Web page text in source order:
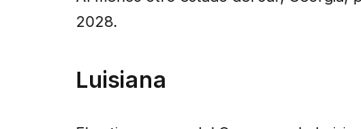
2028.
Luisiana